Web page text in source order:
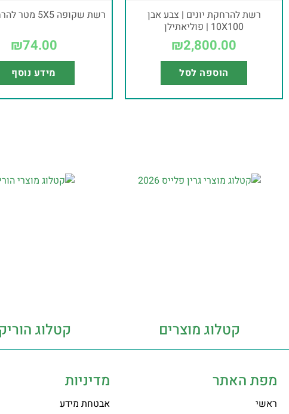
רשת להרחקת יונים | צבע אבן
10X100 | פוליאתילן
₪2,800.00
הוספה לסל
רשת שקופה 5X5 מטר להרחקת יונים
₪74.00
מידע נוסף
קטלוג מוצרים קטלוג
מפת האתר
ראשי
מדיניות
אבטחת מידע